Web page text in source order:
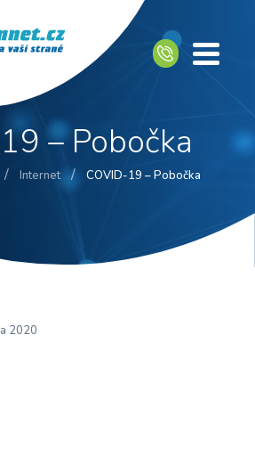
– Pobočka
/ Internet / COVID-19 – Pobočka
2020